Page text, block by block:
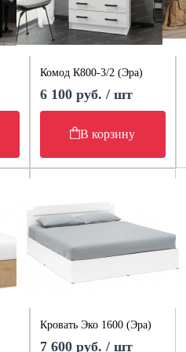
Комод К800-3/2 (Эра)
6 100 руб. / шт
В корзину
Кровать Эко 1600 (Эра)
7 600 руб. / шт